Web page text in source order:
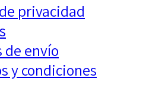
privacidad
de envío
y condiciones